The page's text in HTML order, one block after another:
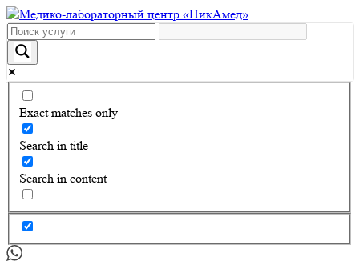
Exact matches only
Search in title
Search in content